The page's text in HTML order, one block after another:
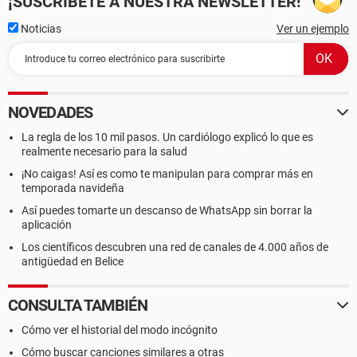
HW Memory: 0
Voice Management: No
EAX(tm) 2.0 Listen/Src: No, No
I3DL2(tm) Listen/Src: No, No
Sensaura(tm) ZoomFX(tm): No
---------------------
Sound Capture Devices
---------------------
Description: Mic (Vinyl AC'97 Codec Combo Driver (WDM))
Default Sound Capture: Yes
Default Voice Capture: Yes
Driver Name: vinyl97.SYS
Driver Version: 6.14.0001.4200 (English)
Driver Attributes: Final Retail
Date and Size: 6/27/2007 14:42:00, 207488 bytes
Cap Flags: 0x1
Description: Línea de entrada (Vinyl AC'97 Codec Combo
Driver (WDM))
Default Sound Capture: No
Noticias Ver un ejemplo
NOVEDADES
La regla de los 10 mil pasos. Un cardiólogo explicó lo que es
realmente necesario para la salud
¡No caigas! Así es como te manipulan para comprar más en
temporada navideña
Así puedes tomarte un descanso de WhatsApp sin borrar la
aplicación
Los científicos descubren una red de canales de 4.000 años de
antigüedad en Belice
CONSULTA TAMBIÉN
Cómo ver el historial del modo incógnito
Cómo buscar canciones similares a otras